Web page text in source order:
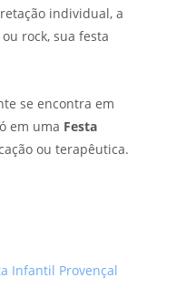
individual, a
rock, sua festa
se encontra em
em uma Festa
ou terapêutica.
Infantil Provençal